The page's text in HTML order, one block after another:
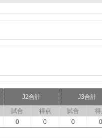
J2合計
J3合計
試合 得点 試合
得
0 0 0 0